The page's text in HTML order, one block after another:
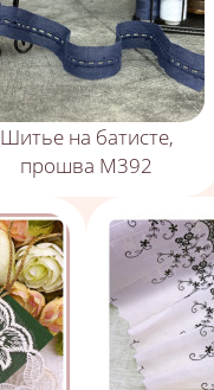
Шитье на батисте,
прошва М392